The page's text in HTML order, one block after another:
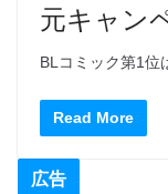
元キャン
BLコミック第1位
Read More
広告